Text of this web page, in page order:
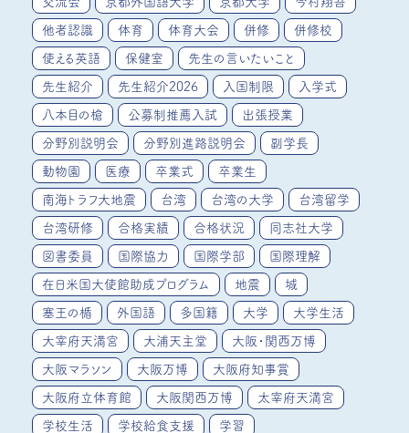
他者認識 体育 体育大会 併修 併修校
使える英語 保健室 先生の言いたいこと
先生紹介 先生紹介2026 入国制限 入学式
八本目の槍 公募制推薦入試 出張授業
分野別説明会 分野別進路説明会 副学長
動物園 医療 卒業式 卒業生
南海トラフ大地震 台湾 台湾の大学 台湾留学
台湾研修 合格実績 合格状況 同志社大学
図書委員 国際協力 国際学部 国際理解
在日米国大使館助成プログラム 地震 城
塞王の楯 外国語 多国籍 大学 大学生活
大宰府天満宮 大浦天主堂 大阪・関西万博
大阪マラソン 大阪万博 大阪府知事賞
大阪府立体育館 大阪関西万博 太宰府天満宮
学校生活 学校給食支援 学習